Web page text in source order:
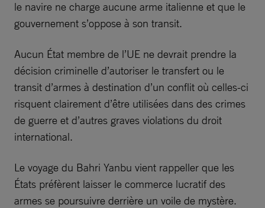
le navire ne charge aucune arme italienne et que le
gouvernement s’oppose à son transit.
Aucun État membre de l’UE ne devrait prendre la
décision criminelle d’autoriser le transfert ou le
transit d’armes à destination d’un conflit où celles-ci
risquent clairement d’être utilisées dans des crimes
de guerre et d’autres graves violations du droit
international.
Le voyage du Bahri Yanbu vient rappeller que les
États préfèrent laisser le commerce lucratif des
armes se poursuivre derrière un voile de mystère.